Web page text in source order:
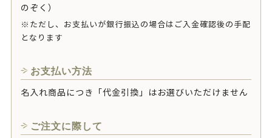
のぞく）
※ただし、お支払いが銀行振込の場合はご入金確認後の手配
となります
お支払い方法
名入れ商品につき「代金引換」はお選びいただけません
ご注文に際して